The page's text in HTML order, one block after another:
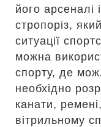
його арсеналі
стропоріз,
ситуації
можна
спорту, де
необхідно
канати,
вітрильному